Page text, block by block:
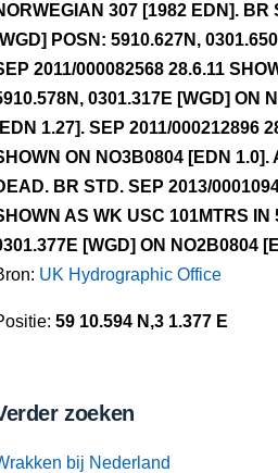
307 [1982 EDN]. BR
POSN: 5910.627N,
2011/000082568 28.6.11
0301.317E [WGD] ON
1.27]. SEP 2011/000212896
ON NO3B0804 [EDN 1.0].
BR STD. SEP 2013/
AS WK USC 101MTRS IN
[WGD] ON NO2B0804
UK Hydrographic Office
59 10.594 N,3 1.377 E
zoeken
bij Nederland